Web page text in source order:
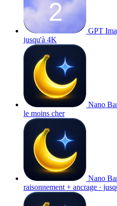
GPT
jusqu'à 4K
Nano
le moins cher
Nano
raisonnement + ancrage ·